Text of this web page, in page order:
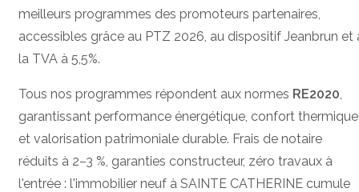
meilleurs programmes des promoteurs partenaires,
accessibles grâce au PTZ 2026, au dispositif Jeanbrun et
la TVA à 5,5%.
Tous nos programmes répondent aux normes RE2020,
garantissant performance énergétique, confort thermique
et valorisation patrimoniale durable. Frais de notaire
réduits à 2–3 %, garanties constructeur, zéro travaux à
l'entrée : l'immobilier neuf à SAINTE CATHERINE cumule